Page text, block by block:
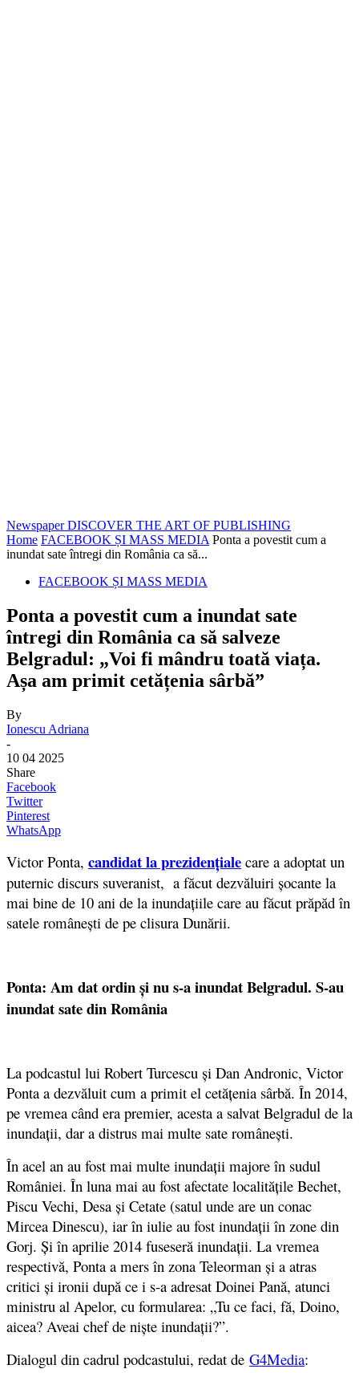
Newspaper DISCOVER THE ART OF PUBLISHING
Home FACEBOOK ȘI MASS MEDIA Ponta a povestit cum a
inundat sate întregi din România ca să...
FACEBOOK ȘI MASS MEDIA
Ponta a povestit cum a inundat sate
întregi din România ca să salveze
Belgradul: „Voi fi mândru toată viața.
Așa am primit cetățenia sârbă”
By
Ionescu Adriana
-
10 04 2025
Share
Facebook
Twitter
Pinterest
WhatsApp
Victor Ponta, candidat la prezidențiale care a adoptat un
puternic discurs suveranist, a făcut dezvăluiri șocante la
mai bine de 10 ani de la inundațiile care au făcut prăpăd în
satele românești de pe clisura Dunării.
Ponta: Am dat ordin și nu s-a inundat Belgradul. S-au
inundat sate din România
La podcastul lui Robert Turcescu și Dan Andronic, Victor
Ponta a dezvăluit cum a primit el cetățenia sârbă. În 2014,
pe vremea când era premier, acesta a salvat Belgradul de la
inundații, dar a distrus mai multe sate românești.
În acel an au fost mai multe inundații majore în sudul
României. În luna mai au fost afectate localităţile Bechet,
Piscu Vechi, Desa şi Cetate (satul unde are un conac
Mircea Dinescu), iar în iulie au fost inundații în zone din
Gorj. Și în aprilie 2014 fuseseră inundații. La vremea
respectivă, Ponta a mers în zona Teleorman și a atras
critici și ironii după ce i s-a adresat Doinei Pană, atunci
ministru al Apelor, cu formularea: „Tu ce faci, fă, Doino,
aicea? Aveai chef de niște inundații?”.
Dialogul din cadrul podcastului, redat de G4Media: